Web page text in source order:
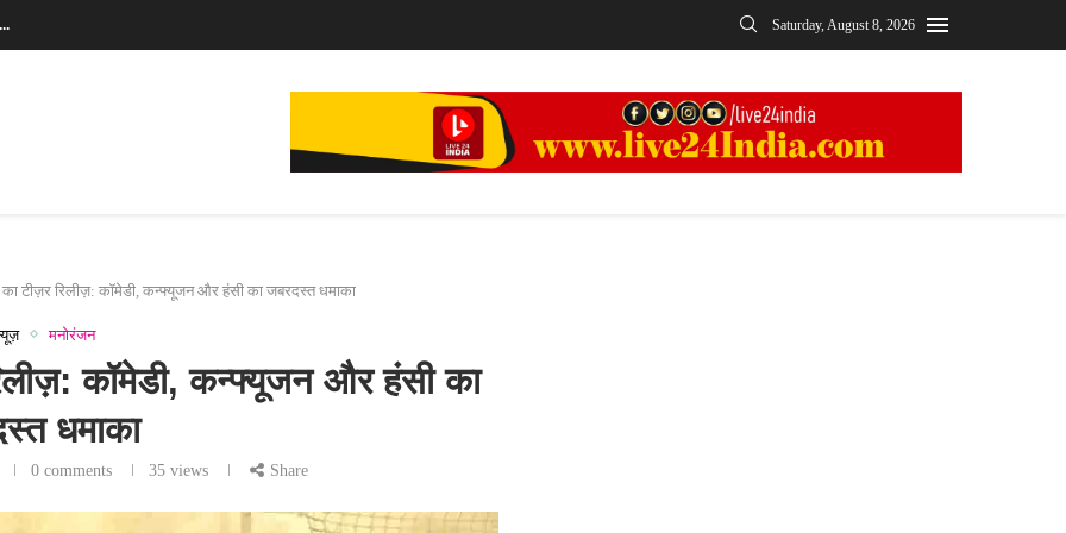
Saturday, August 8, 2026
टीज़र रिलीज़: कॉमेडी, कन्फ्यूजन और हंसी का जबरदस्त धमाका
मनोरंजन
कॉमेडी, कन्फ्यूजन और हंसी का
धमाका
0 comments 35views Share